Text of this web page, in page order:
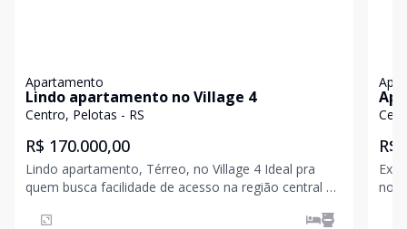
Apartamento
Lindo apartamento no Village 4
Centro, Pelotas - RS
R$ 170.000,00
Lindo apartamento, Térreo, no Village 4 Ideal pra
quem busca facilidade de acesso na região central da
R$
no